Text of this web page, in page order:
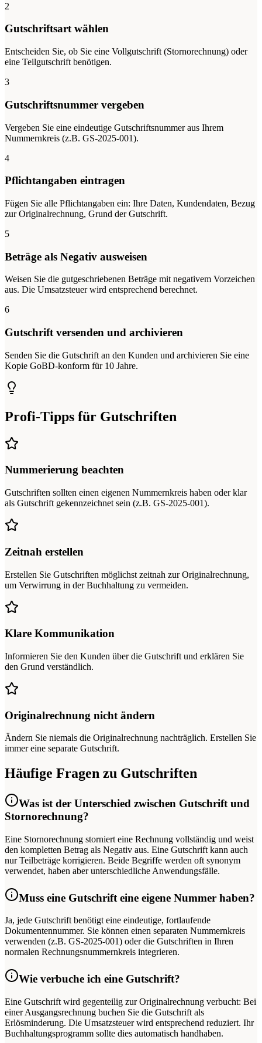
2
Gutschriftsart wählen
Entscheiden Sie, ob Sie eine Vollgutschrift (Stornorechnung) oder
eine Teilgutschrift benötigen.
3
Gutschriftsnummer vergeben
Vergeben Sie eine eindeutige Gutschriftsnummer aus Ihrem
Nummernkreis (z.B. GS-2025-001).
4
Pflichtangaben eintragen
Fügen Sie alle Pflichtangaben ein: Ihre Daten, Kundendaten, Bezug
zur Originalrechnung, Grund der Gutschrift.
5
Beträge als Negativ ausweisen
Weisen Sie die gutgeschriebenen Beträge mit negativem Vorzeichen
aus. Die Umsatzsteuer wird entsprechend berechnet.
6
Gutschrift versenden und archivieren
Senden Sie die Gutschrift an den Kunden und archivieren Sie eine
Kopie GoBD-konform für 10 Jahre.
Profi-Tipps für Gutschriften
Nummerierung beachten
Gutschriften sollten einen eigenen Nummernkreis haben oder klar
als Gutschrift gekennzeichnet sein (z.B. GS-2025-001).
Zeitnah erstellen
Erstellen Sie Gutschriften möglichst zeitnah zur Originalrechnung,
um Verwirrung in der Buchhaltung zu vermeiden.
Klare Kommunikation
Informieren Sie den Kunden über die Gutschrift und erklären Sie
den Grund verständlich.
Originalrechnung nicht ändern
Ändern Sie niemals die Originalrechnung nachträglich. Erstellen Sie
immer eine separate Gutschrift.
Häufige Fragen zu Gutschriften
Was ist der Unterschied zwischen Gutschrift und
Stornorechnung?
Eine Stornorechnung storniert eine Rechnung vollständig und weist
den kompletten Betrag als Negativ aus. Eine Gutschrift kann auch
nur Teilbeträge korrigieren. Beide Begriffe werden oft synonym
verwendet, haben aber unterschiedliche Anwendungsfälle.
Muss eine Gutschrift eine eigene Nummer haben?
Ja, jede Gutschrift benötigt eine eindeutige, fortlaufende
Dokumentennummer. Sie können einen separaten Nummernkreis
verwenden (z.B. GS-2025-001) oder die Gutschriften in Ihren
normalen Rechnungsnummernkreis integrieren.
Wie verbuche ich eine Gutschrift?
Eine Gutschrift wird gegenteilig zur Originalrechnung verbucht: Bei
einer Ausgangsrechnung buchen Sie die Gutschrift als
Erlösminderung. Die Umsatzsteuer wird entsprechend reduziert. Ihr
Buchhaltungsprogramm sollte dies automatisch handhaben.